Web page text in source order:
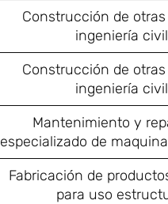
Construcción de
ingeniería
Construcción de
ingeniería
Mantenimiento y
especializado de
Fabricación de
para uso